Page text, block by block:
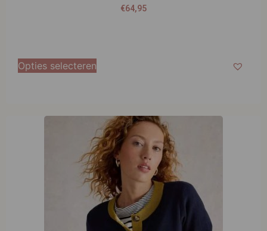
€64,95
Opties selecteren